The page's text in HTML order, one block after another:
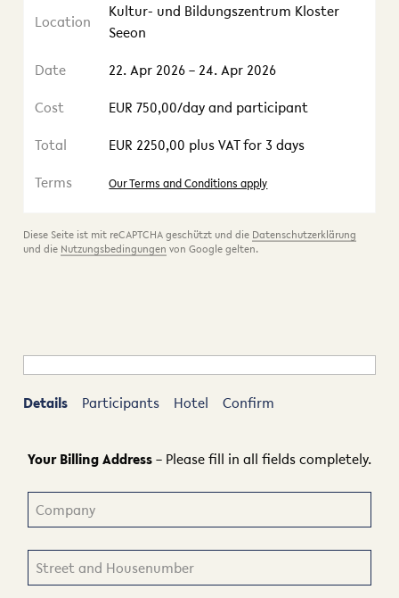
Location
Kultur- und Bildungszentrum Kloster
Seeon
Date
22. Apr 2026 – 24. Apr 2026
Cost
EUR 750,00/day and participant
Total
EUR 2250,00 plus VAT for 3 days
Terms
Our Terms and Conditions apply
Diese Seite ist mit reCAPTCHA geschützt und die Datenschutzerklärung
und die Nutzungsbedingungen von Google gelten.
Details Participants Hotel Confirm
Your Billing Address– Please fill in all fields completely.